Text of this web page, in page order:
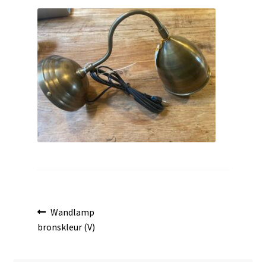
Bericht
navigatie
Vorig
bericht:
Wandlamp
bronskleur (V)